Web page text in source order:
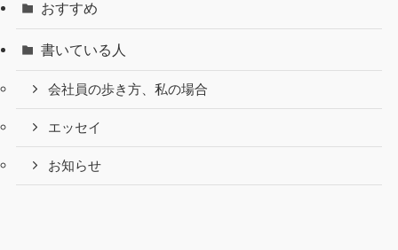
おすすめ
書いている人
会社員の歩き方、私の場合
エッセイ
お知らせ